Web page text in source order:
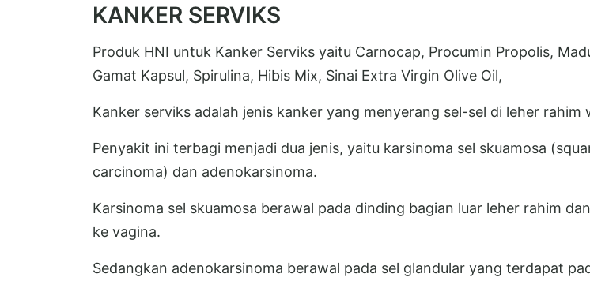
KANKER SERVIKS
Produk HNI untuk Kanker Serviks yaitu Carnocap, Procumin Propolis,
Gamat Kapsul, Spirulina, Hibis Mix, Sinai Extra Virgin Olive Oil,
Kanker serviks adalah jenis kanker yang menyerang sel-sel di leher rahim
Penyakit ini terbagi menjadi dua jenis, yaitu karsinoma sel skuamosa
carcinoma) dan adenokarsinoma.
Karsinoma sel skuamosa berawal pada dinding bagian luar leher rahim
ke vagina.
Sedangkan adenokarsinoma berawal pada sel glandular yang terdapat